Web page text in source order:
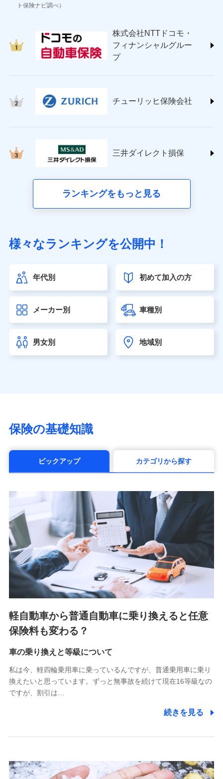
(https://www.sonysonpo.co.jp/)
ＳＯＭＰＯダイレクト損害保険株式会社
(https://www.sompo-direct.co.jp/)
チューリッヒ保険会社 (https://www.zurich.co.jp/)
(https://www.nisshinfire.co.jp/)
(https://www.petfamilyins.co.jp/)
ins.com/)
三井ダイレクト損害保険株式会社
（https://www.sonylife.co.jp）
第一ネオ生命保険株式会社（https://neofirst.co.jp/）
大樹生命保険株式会社（https://www.taiju-life.co.jp）
seimei.co.jp）
チューリッヒ生命保険株式会社
東京海上日動あんしん生命保険株式会社
（https://www.tmn-anshin.co.jp/）
マニュライフ生命保険株式会社
（https://www.manulife.co.jp/）
（https://www.msa-life.co.jp/）
メットライフ生命株式会社(https://www.metlife.co.jp/)
■少額短期保険
株式会社アシロ少額短期保険 (https://kailash.co.jp/)
SBIいきいき少額短期保険会社 (https://www.i-
sedai.com/)
SBIペット少額短期保険株式会社 (https://www.sbipet-
ssi.co.jp/)
SBIリスタ少額短期保険会社
(https://www.jishin.co.jp/)
スマートプラス少額短期保険株式会社
チューリッヒ少額短期保険株式会社
(https://www.zurichssi.co.jp/)
(https://www.tokiomarine-x.co.jp/)
(https://pshoken.co.jp/)
リトルファミリー少額短期保険株式会社
(https://www.littlefamily-ssi.com/)
郵便、電話、およびＥメール等により、当社と取引のあるも
た維持管理等の委託業務遂行のため、またそれらに付帯、関
連する当社および提携会社のサービスを案内、提供するため
ト保険ナビ調べ）
株式会社NTTドコモ・
フィナンシャルグルー
プ
チューリッヒ保険会社
三井ダイレクト損保
ランキングをもっと見る
様々なランキングを公開中！
年代別 初めて加入の方
メーカー別 車種別
男女別 地域別
保険の基礎知識
ピックアップ カテゴリから探す
軽自動車から普通自動車に乗り換えると任意
保険料も変わる？
車の乗り換えと等級について
私は今、軽四輪乗用車に乗っているんですが、普通乗用車に乗り
換えたいと思っています。ずっと無事故を続けて現在16等級なの
ですが、割引は…
続きを見る